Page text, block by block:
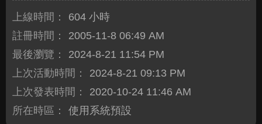
上線時間：
604 小時
註冊時間：
2005-11-8 06:49 AM
最後瀏覽：
2024-8-21 11:54 PM
上次活動時間：
2024-8-21 09:13 PM
上次發表時間：
2020-10-24 11:46 AM
所在時區：
使用系統預設